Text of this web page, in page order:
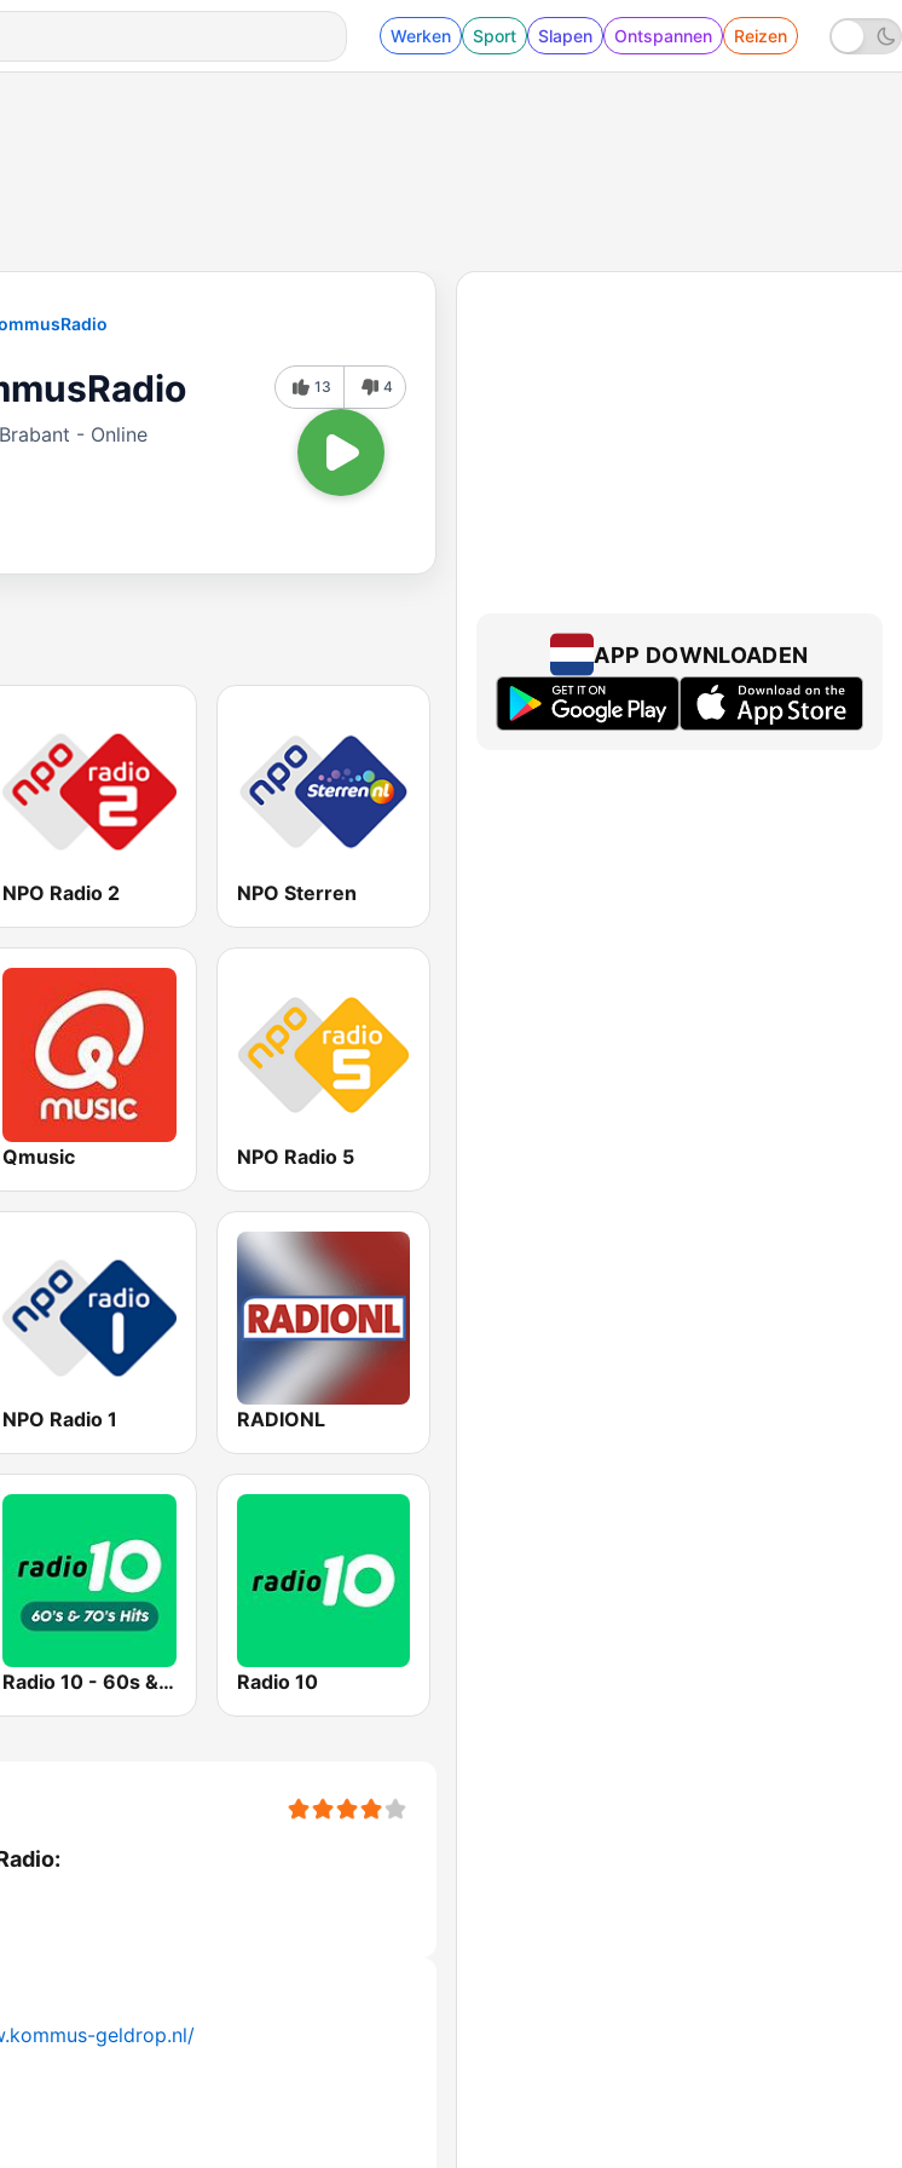
Werken Sport Slapen Ontspannen Reizen
- Online
13 4
NPO Radio 2 NPO Sterren
Qmusic NPO Radio 5
NPO Radio 1 RADIONL
Radio 10 - 60s & 70s Hits Radio 10
geldrop.nl/
APP DOWNLOADEN